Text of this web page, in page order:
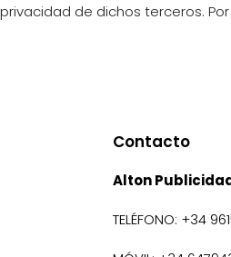
privacidad de dichos terceros.
Contacto
Alton
TELÉFONO: +34